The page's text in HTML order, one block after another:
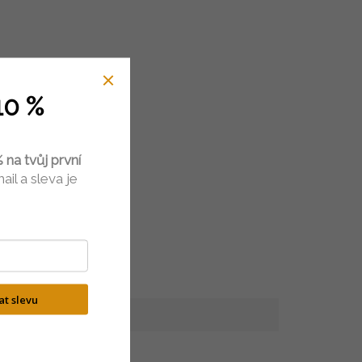
%
na tvůj první
a sleva je
slevu